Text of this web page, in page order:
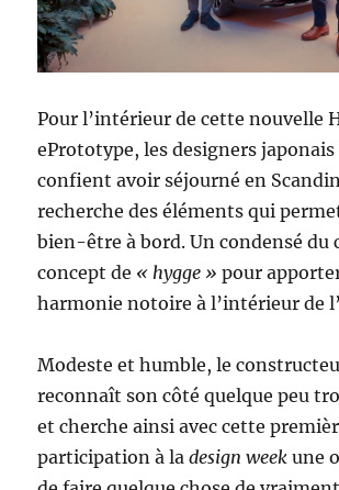
Pour l’intérieur de cette nouvelle
ePrototype, les designers japonais
confient avoir séjourné en
recherche des éléments qui
bien-être à bord. Un condensé du
concept de « hygge » pour
harmonie notoire à l’intérieur de
Modeste et humble, le
reconnaît son côté quelque peu
et cherche ainsi avec cette
participation à ladesign week une